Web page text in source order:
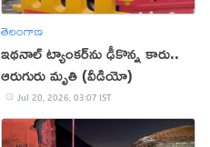
తెలంగాణ
ఇథనాల్ ట్యాంకర్‌ను ఢీకొన్న కారు..
ఆరుగురు మృతి (వీడియో)
Jul 20, 2026, 03:07 IST